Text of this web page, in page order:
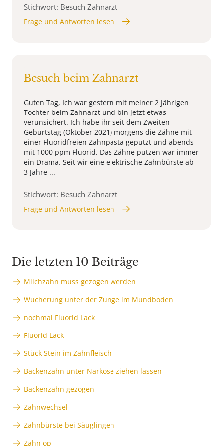
Stichwort: Besuch Zahnarzt
Frage und Antworten lesen
Besuch beim Zahnarzt
Guten Tag, Ich war gestern mit meiner 2 Jährigen
Tochter beim Zahnarzt und bin jetzt etwas
verunsichert. Ich habe ihr seit dem Zweiten
Geburtstag (Oktober 2021) morgens die Zähne mit
einer Fluoridfreien Zahnpasta geputzt und abends
mit 1000 ppm Fluorid. Das Zähne putzen war immer
ein Drama. Seit wir eine elektrische Zahnbürste ab
3 Jahre ...
Stichwort: Besuch Zahnarzt
Frage und Antworten lesen
Die letzten 10 Beiträge
Milchzahn muss gezogen werden
Wucherung unter der Zunge im Mundboden
nochmal Fluorid Lack
Fluorid Lack
Stück Stein im Zahnfleisch
Backenzahn unter Narkose ziehen lassen
Backenzahn gezogen
Zahnwechsel
Zahnbürste bei Säuglingen
Zahn op